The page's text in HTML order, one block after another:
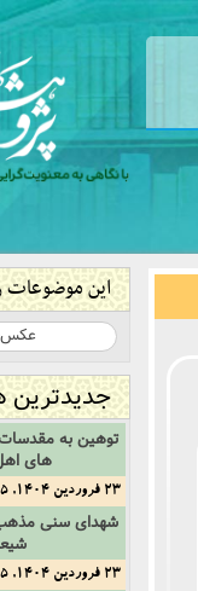
این موضوعات
جدیدترین
توهین به
های
23 فروردین 1404, 14:25
شهدای سنی
23 فروردین 1404, 14:25